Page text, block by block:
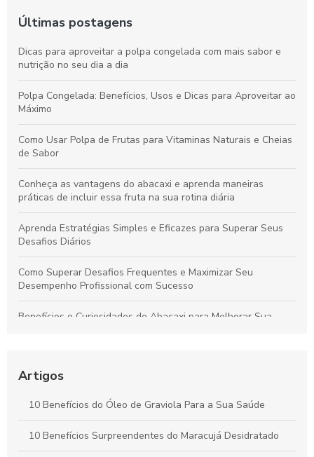
Últimas postagens
Dicas para aproveitar a polpa congelada com mais sabor e
nutrição no seu dia a dia
Polpa Congelada: Benefícios, Usos e Dicas para Aproveitar ao
Máximo
Como Usar Polpa de Frutas para Vitaminas Naturais e Cheias
de Sabor
Conheça as vantagens do abacaxi e aprenda maneiras
práticas de incluir essa fruta na sua rotina diária
Aprenda Estratégias Simples e Eficazes para Superar Seus
Desafios Diários
Como Superar Desafios Frequentes e Maximizar Seu
Desempenho Profissional com Sucesso
Benefícios e Curiosidades do Abacaxi para Melhorar Sua
Potencializar o Crescimento do Seu Negócio
Benefícios da Polpa de Açaí Congelada para Saúde e Bem-
Estar Diário
Óleo de Maracujá: Os Benefícios Essenciais para sua Saúde
Artigos
10 Benefícios do Óleo de Graviola Para a Sua Saúde
10 Benefícios Surpreendentes do Maracujá Desidratado